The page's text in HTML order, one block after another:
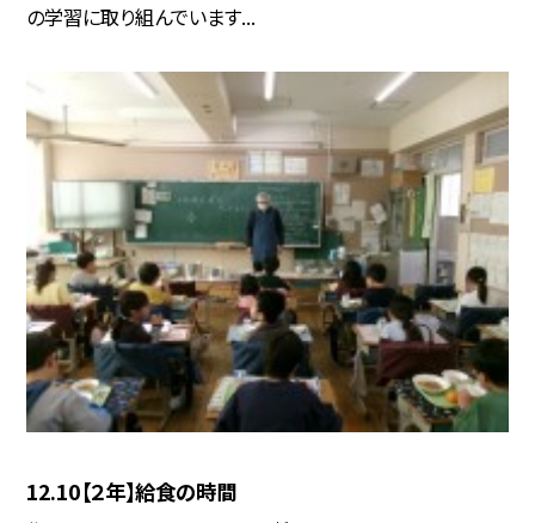
の学習に取り組んでいます...
12.10【２年】給食の時間